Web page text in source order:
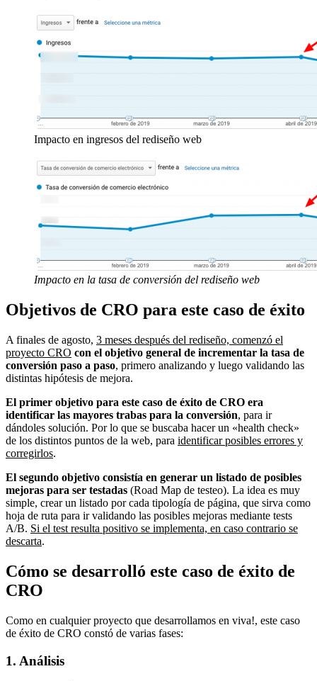
Impacto en ingresos del rediseño web
Impacto en la tasa de conversión del rediseño web
Objetivos de CRO para este caso de éxito
A finales de agosto, 3 meses después del rediseño, comenzó el
proyecto CRO con el objetivo general de incrementar la tasa de
conversión paso a paso, primero analizando y luego validando las
distintas hipótesis de mejora.
El primer objetivo para este caso de éxito de CRO era
identificar las mayores trabas para la conversión, para ir
dándoles solución. Por lo que se buscaba hacer un «health check»
de los distintos puntos de la web, para identificar posibles errores y
corregirlos.
El segundo objetivo consistía en generar un listado de posibles
mejoras para ser testadas (Road Map de testeo). La idea es muy
simple, crear un listado por cada tipología de página, que sirva como
hoja de ruta para ir validando las posibles mejoras mediante tests
A/B. Si el test resulta positivo se implementa, en caso contrario se
descarta.
Cómo se desarrolló este caso de éxito de
CRO
Como en cualquier proyecto que desarrollamos en viva!, este caso
de éxito de CRO constó de varias fases:
1. Análisis